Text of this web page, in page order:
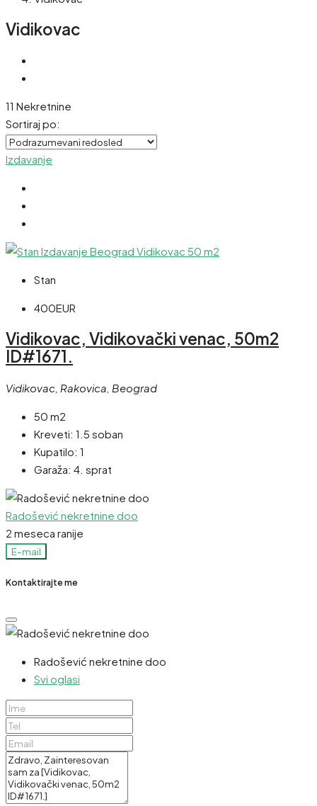
Vidikovac
11 Nekretnine
Sortiraj po:
Izdavanje
Stan
400EUR
Vidikovac, Vidikovački venac, 50m2
ID#1671.
Vidikovac, Rakovica, Beograd
50 m2
Kreveti: 1.5 soban
Kupatilo: 1
Garaža: 4. sprat
Radošević nekretnine doo
2 meseca ranije
E-mail
Kontaktirajte me
Radošević nekretnine doo
Svi oglasi